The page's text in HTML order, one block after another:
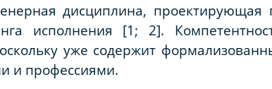
дисциплина,
исполнения [1; 2].
уже содержит
и профессиями.